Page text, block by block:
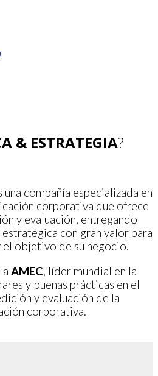
& ESTRATEGIA?
compañía especializada en
corporativa que ofrece
y evaluación, entregando
con gran valor para
el objetivo de su negocio.
AMEC, líder mundial en la
y buenas prácticas en el
y evaluación de la
corporativa.